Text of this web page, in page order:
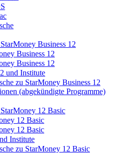
Business 12
Business 12
Business 12
und Institute
zu StarMoney Business 12
(abgekündigte Programme)
12 Basic
12 Basic
12 Basic
Institute
zu StarMoney 12 Basic